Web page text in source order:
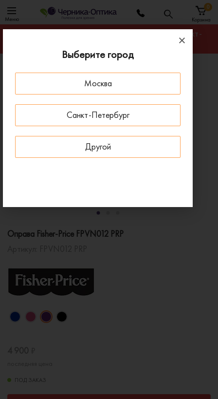
Выберите город
Москва
Санкт-Петербург
Другой
Меню Корзина
0
Гарантируем лучшую цену на любую оправу в Санкт-
Главная
Оправы для очков
Оправа Fisher-Price FPVN012 PRP
Оправа Fisher-Price FPVN012 PRP
ПОД ЗАКАЗ
ПОД ЗАКАЗ